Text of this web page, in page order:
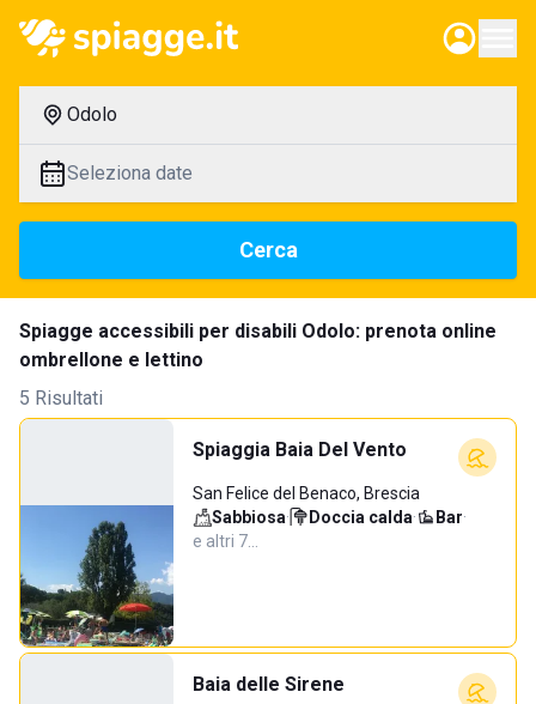
Odolo
Seleziona date
Cerca
Spiagge accessibili per disabili Odolo: prenota online
ombrellone e lettino
5 Risultati
Spiaggia Baia Del Vento
San Felice del Benaco, Brescia
Sabbiosa· Doccia calda· Bar·
e altri 7…
Baia delle Sirene